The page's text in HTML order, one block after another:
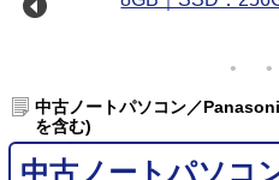
中古ノートパソコン／
を含む)
中古ノートパソ